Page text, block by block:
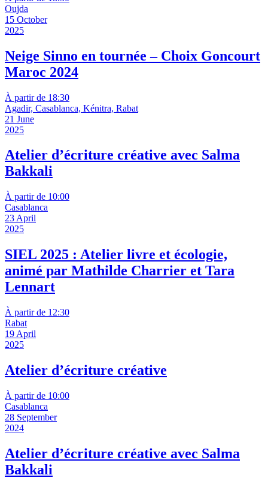
Oujda
15 October
2025
Neige Sinno en tournée – Choix Goncourt
Maroc 2024
À partir de 18:30
Agadir, Casablanca, Kénitra, Rabat
21 June
2025
Atelier d’écriture créative avec Salma
Bakkali
À partir de 10:00
Casablanca
23 April
2025
SIEL 2025 : Atelier livre et écologie,
animé par Mathilde Charrier et Tara
Lennart
À partir de 12:30
Rabat
19 April
2025
Atelier d’écriture créative
À partir de 10:00
Casablanca
28 September
2024
Atelier d’écriture créative avec Salma
Bakkali